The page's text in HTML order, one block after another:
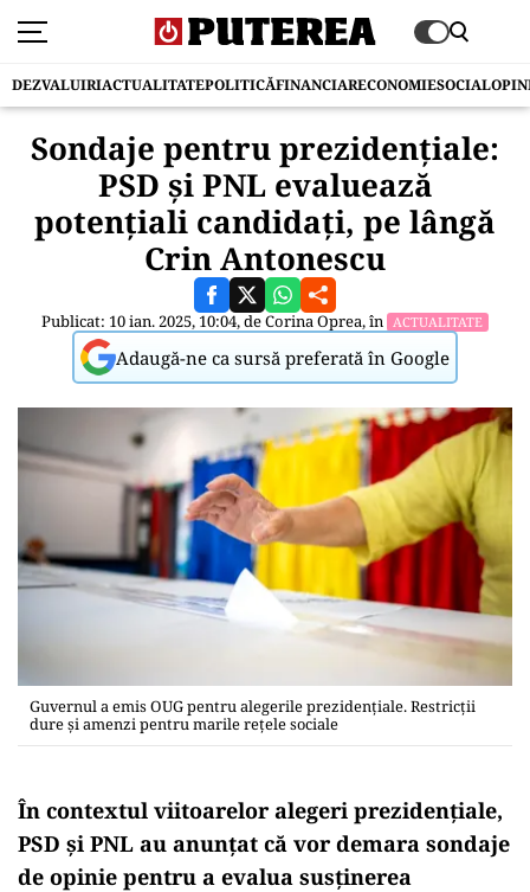
DEZVALUIRIACTUALITATEPOLITICĂFINANCIARECONOMIESOCIAL
Sondaje pentru prezidențiale:
PSD și PNL evaluează
potențiali candidați, pe lângă
Crin Antonescu
Publicat: 10 ian. 2025, 10:04, deCorina Oprea, în ACTUALITATE
Adaugă-ne ca sursă preferată în Google
Guvernul a emis OUG pentru alegerile prezidențiale. Restricții
dure și amenzi pentru marile rețele sociale
În contextul viitoarelor alegeri prezidențiale,
PSD și PNL au anunțat că vor demara sondaje
de opinie pentru a evalua susținerea